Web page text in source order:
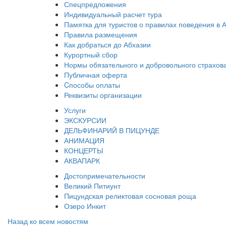
Спецпредложения
Индивидуальный расчет тура
Памятка для туристов о правилах поведения в
Правила размещения
Как добраться до Абхазии
Курортный сбор
Нормы обязательного и добровольного
Публичная оферта
Cпособы оплаты
Реквизиты организации
Услуги
ЭКСКУРСИИ
ДЕЛЬФИНАРИЙ В ПИЦУНДЕ
АНИМАЦИЯ
КОНЦЕРТЫ
АКВАПАРК
Достопримечательности
Великий Питиунт
Пицундская реликтовая сосновая роща
Озеро Инкит
Назад ко всем новостям